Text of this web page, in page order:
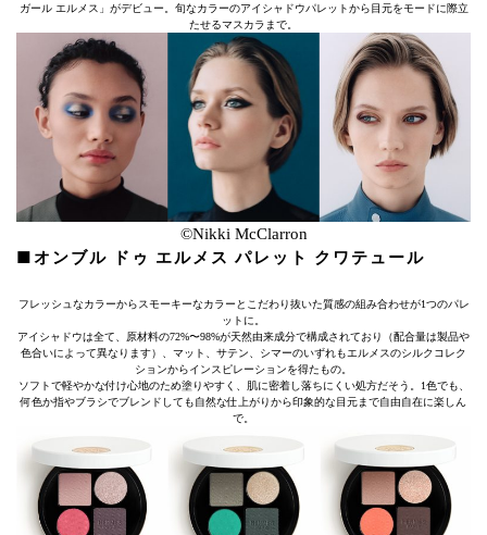
ガール エルメス」がデビュー。旬なカラーのアイシャドウパレットから目元をモードに際立
たせるマスカラまで。
©︎Nikki McClarron
■オンブル ドゥ エルメス パレット クワテュール
フレッシュなカラーからスモーキーなカラーとこだわり抜いた質感の組み合わせが1つのパレ
ットに。
アイシャドウは全て、原材料の72%〜98%が天然由来成分で構成されており（配合量は製品や
色合いによって異なります）、マット、サテン、シマーのいずれもエルメスのシルクコレク
ションからインスピレーションを得たもの。
ソフトで軽やかな付け心地のため塗りやすく、肌に密着し落ちにくい処方だそう。1色でも、
何色か指やブラシでブレンドしても自然な仕上がりから印象的な目元まで自由自在に楽しん
で。